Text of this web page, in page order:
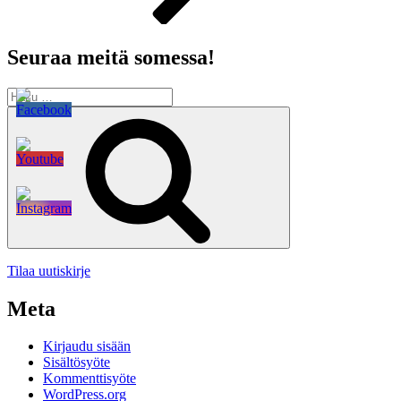
Seuraa meitä somessa!
Etsi:
Tilaa uutiskirje
Meta
Kirjaudu sisään
Sisältösyöte
Kommenttisyöte
WordPress.org